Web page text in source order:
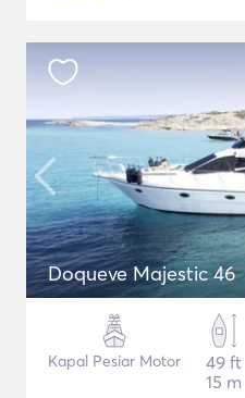
Doqueve Majestic 46
Kapal Pesiar Motor
49 ft
15 m